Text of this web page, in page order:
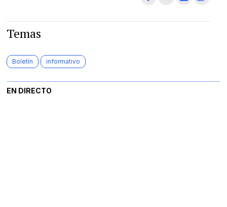
Temas
Boletín informativo
EN DIRECTO